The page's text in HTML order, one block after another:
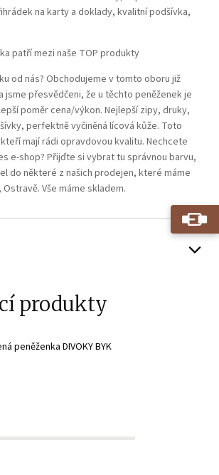
na karty a doklady, kvalitní podšívka,
patří mezi naše TOP produkty
od nás? Obchodujeme v tomto oboru již
jsme přesvědčeni, že u těchto peněženek je
poměr cena/výkon. Nejlepší zipy, druky,
perfektně vyčiněná lícová kůže. Toto
mají rádi opravdovou kvalitu. Nechcete
e-shop? Přijďte si vybrat tu správnou barvu,
do některé z našich prodejen, které máme
Ostravě. Vše máme skladem.
produkty
peněženka DIVOKY BYK